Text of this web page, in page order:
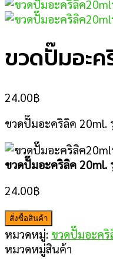
ขวดปั๊มอะ
24.00฿
ขวดปั๊มอะคริลิค 20ml.
ขวดปั๊มอะคริลิค 20ml.
24.00฿
สั่งซื้อสินค้า
หมวดหมู่: ขวดปั๊มอะคริ
หมวดหมู่สินค้า